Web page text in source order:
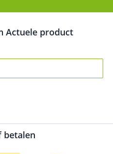
Actuele product
betalen